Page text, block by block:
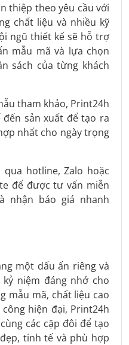
thiệp theo yêu cầu với
chất liệu và nhiều kỹ
ngũ thiết kế sẽ hỗ trợ
mẫu mã và lựa chọn
sách của từng khách
tham khảo, Print24h
sản xuất để tạo ra
nhất cho ngày trọng
hotline, Zalo hoặc
để được tư vấn miễn
nhận báo giá nhanh
một dấu ấn riêng và
niệm đáng nhớ cho
mẫu mã, chất liệu cao
hiện đại, Print24h
các cặp đôi để tạo
tinh tế và phù hợp